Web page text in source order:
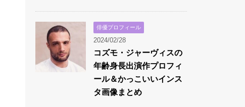
俳優プロフィール
2024/02/28
コズモ・ジャーヴィスの
年齢身長出演作プロフィ
ール＆かっこいいインス
タ画像まとめ